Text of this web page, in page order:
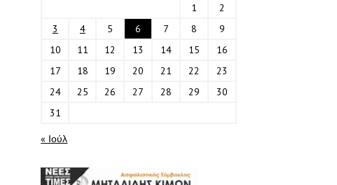
1
2
3
4 5 6 7 8
9
10
11 12 13 14 15
16
17
18 19 20 21 22
23
24
25 26 27 28 29
30
31
« Ιούλ